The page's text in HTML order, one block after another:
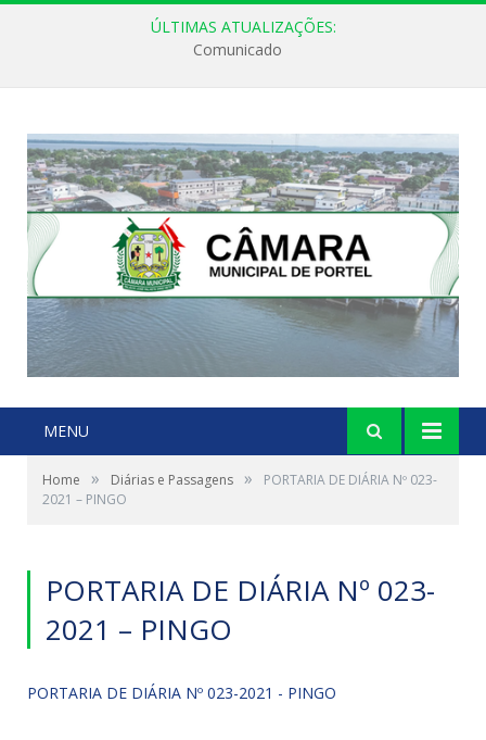
ÚLTIMAS ATUALIZAÇÕES:
Comunicado
MENU
Home » Diárias e Passagens »
PORTARIA DE DIÁRIA Nº 023-
2021 – PINGO
PORTARIA DE DIÁRIA Nº 023-
2021 – PINGO
PORTARIA DE DIÁRIA Nº 023-2021 - PINGO